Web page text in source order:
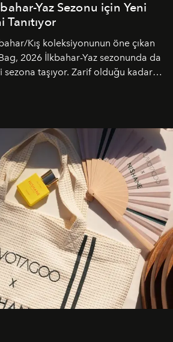
Yaz Sezonu için Yeni
Tanıtıyor
Kış koleksiyonunun öne çıkan
2026 İlkbahar-Yaz sezonunda da
sezona taşıyor. Zarif olduğu kadar